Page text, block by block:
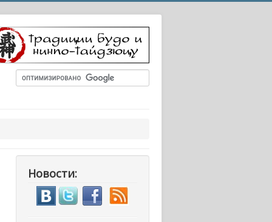
Новости: